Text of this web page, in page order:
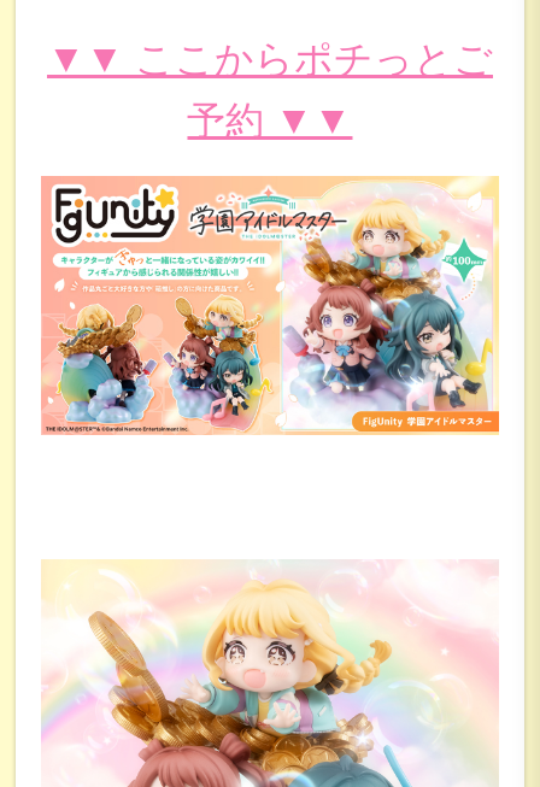
▼▼ ここからポチっとご
予約 ▼▼